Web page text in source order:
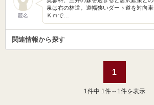
匿名
泉は右の林道。道幅狭いダート道を対向
Ｋｍで…
関連情報から探す
1
1 件中 1件～1件を表示